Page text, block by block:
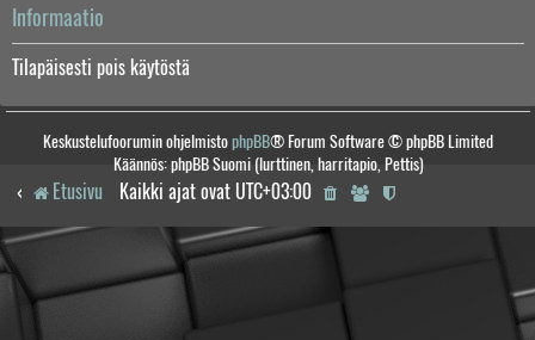
Informaatio
Tilapäisesti pois käytöstä
Keskustelufoorumin ohjelmistophpBB® Forum Software © phpBB Limited
Käännös: phpBB Suomi (lurttinen, harritapio, Pettis)
Etusivu Kaikki ajat ovat UTC+03:00